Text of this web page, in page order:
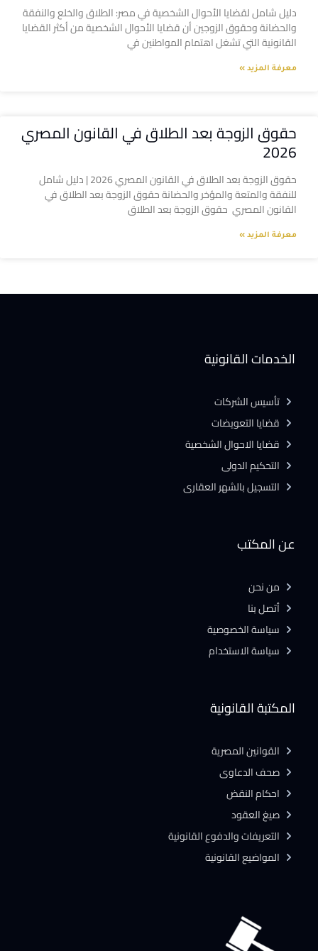
دليل شامل لقضايا الأحوال الشخصية في مصر: الطلاق والخلع والنفقة
والحضانة وحقوق الزوجين أن قضايا الأحوال الشخصية من أكثر القضايا
القانونية التي تشغل اهتمام المواطنين في
معرفة المزيد »
حقوق الزوجة بعد الطلاق في القانون المصري
2026
حقوق الزوجة بعد الطلاق في القانون المصري 2026 | دليل شامل
للنفقة والمتعة والمؤخر والحضانة حقوق الزوجة بعد الطلاق في
القانون المصري حقوق الزوجة بعد الطلاق
معرفة المزيد »
المكتبة القانونية
القوانين المصرية
صحف الدعاوى
احكام النقض
صيغ العقود
التعريفات والدفوع القانونية
المواضيع القانونية
عن المكتب
من نحن
أتصل بنا
سياسة الخصوصية
سياسة الاستخدام
الخدمات القانونية
تأسيس الشركات
قضايا التعويضات
قضايا الاحوال الشخصية
التحكيم الدولى
التسجيل بالشهر العقارى